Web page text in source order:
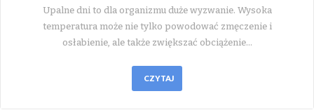
Upalne dni to dla organizmu duże wyzwanie. Wysoka
temperatura może nie tylko powodować zmęczenie i
osłabienie, ale także zwiększać obciążenie…
CZYTAJ